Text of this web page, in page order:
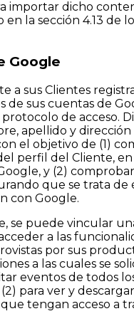
importar dicho
en la sección 4.13 de
Google
a sus Clientes
de sus cuentas de
de acceso.
apellido y dirección
el objetivo de (1)
perfil del Cliente, en
y (2)
que se trata de
con Google.
se puede vincular
a las
por sus
a las cuales se
eventos de todos
(2) para ver y
tengan acceso a